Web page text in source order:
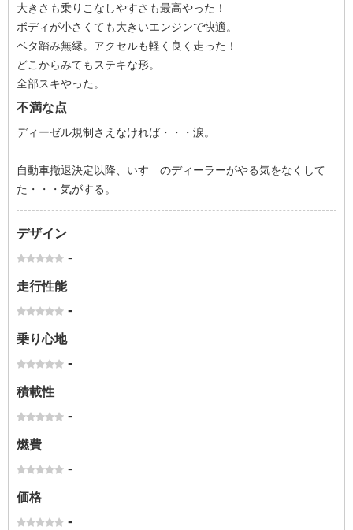
大きさも乗りこなしやすさも最高やった！
ボディが小さくても大きいエンジンで快適。
ベタ踏み無縁。アクセルも軽く良く走った！
どこからみてもステキな形。
全部スキやった。
不満な点
ディーゼル規制さえなければ・・・涙。
自動車撤退決定以降、いすゞのディーラーがやる気をなくして
た・・・気がする。
デザイン
-
走行性能
-
乗り心地
-
積載性
-
燃費
-
価格
-